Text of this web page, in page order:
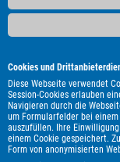
Cookies und
Diese Webseite verwendet
Session-Cookies erlauben
Navigieren durch die
um Formularfelder bei
auszufüllen. Ihre
einem Cookie gespeichert.
Form von anonymisierten
ALPINA Abarth
DAF
DFSK DS
Etrusco
Eura Mobil
Genesis
HYMER /
Hobby
Honda
Jeep
KGM Kia
Leapmotor
Lexus